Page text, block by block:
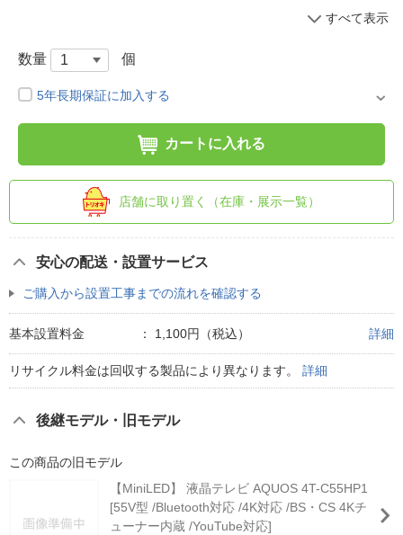
すべて表示
数量 個
5年長期保証に加入する
カートに入れる
店舗に取り置く（在庫・展示一覧）
安心の配送・設置サービス
ご購入から設置工事までの流れを確認する
基本設置料金 ： 1,100円（税込） 詳細
リサイクル料金は回収する製品により異なります。 詳細
後継モデル・旧モデル
この商品の旧モデル
【MiniLED】 液晶テレビ AQUOS 4T-C55HP1
[55V型 /Bluetooth対応 /4K対応 /BS・CS 4Kチ
ューナー内蔵 /YouTube対応]